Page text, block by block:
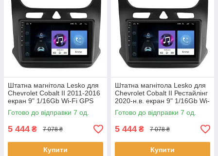
Штатна магнітола Lesko для
Chevrolet Cobalt II 2011-2016
екран 9" 1/16Gb Wi-Fi GPS
Base Шевроле Кобальт 7 шт.
Готово до відправки 7 од.
5 444 ₴ 7 078 ₴
Купити
Штатна магнітола Lesko для
Chevrolet Cobalt II Рестайлінг
2020-н.в. екран 9" 1/16Gb Wi-
Fi GPS Base 7 шт.
Готово до відправки 7 од.
5 444 ₴ 7 078 ₴
Купити